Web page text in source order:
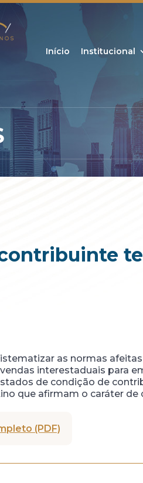
Início Institucional
as normas
interestaduais para
de condição de
que afirmam o caráter
(PDF)